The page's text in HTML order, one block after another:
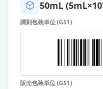
オロパタジン点眼液
ワ」
薬価 31.40 円
薬価 31.40 円
50mL
調剤包装単位 (GS1)
販売包装単位 (GS1)